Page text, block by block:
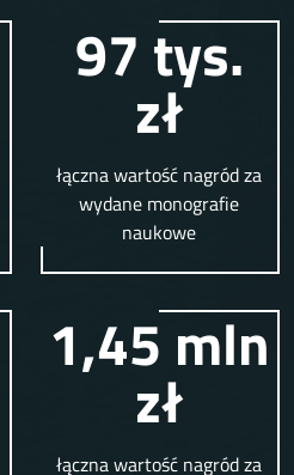
97 tys.
zł
łączna wartość nagród za
wydane monografie
naukowe
1,45 mln
zł
łączna wartość nagród za